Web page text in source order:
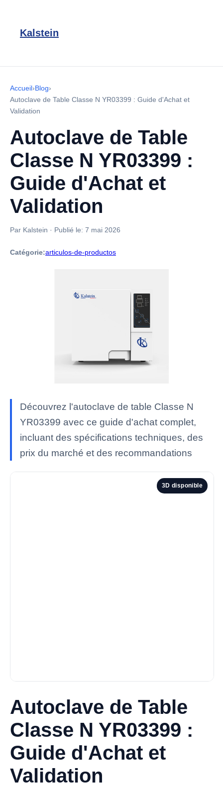
Kalstein
Accueil›Blog›
Autoclave de Table Classe N YR03399 : Guide d'Achat et
Validation
Autoclave de Table
Classe N YR03399 :
Guide d'Achat et
Validation
Par Kalstein · Publié le: 7 mai 2026
Catégorie:articulos-de-productos
Découvrez l'autoclave de table Classe N
YR03399 avec ce guide d'achat complet,
incluant des spécifications techniques, des
prix du marché et des recommandations
3D disponible
Autoclave de Table
Classe N YR03399 :
Guide d'Achat et
Validation